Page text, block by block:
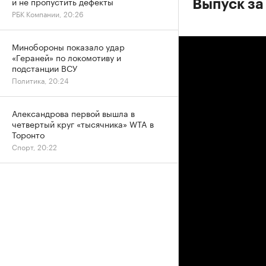
Выпуск
РБК Компании, 20:26
Минобороны показало удар
«Гераней» по локомотиву и
подстанции ВСУ
Политика, 20:24
Александрова первой вышла в
четвертый круг «тысячника» WTA в
Торонто
Спорт, 20:22